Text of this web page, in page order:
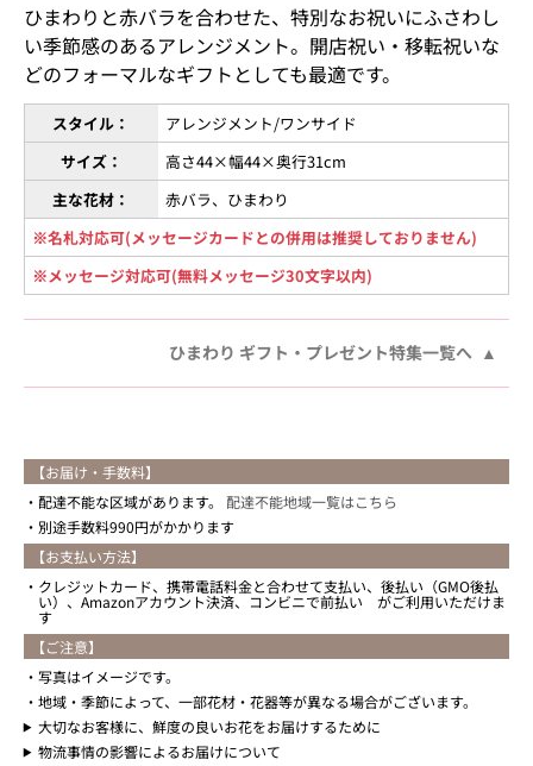
ひまわりと赤バラを合わせた、特別なお祝いにふさわし
い季節感のあるアレンジメント。開店祝い・移転祝いな
どのフォーマルなギフトとしても最適です。
スタイル：
アレンジメント/ワンサイド
サイズ：
高さ44×幅44×奥行31cm
主な花材：
赤バラ、ひまわり
※名札対応可(メッセージカードとの併用は推奨しておりません)
※メッセージ対応可(無料メッセージ30文字以内)
ひまわり ギフト・プレゼント特集一覧へ
【お届け・手数料】
配達不能な区域があります。 配達不能地域一覧はこちら
別途手数料990円がかかります
【お支払い方法】
クレジットカード、携帯電話料金と合わせて支払い、後払い（GMO後払
い）、Amazonアカウント決済、コンビニで前払い がご利用いただけま
す
【ご注意】
写真はイメージです。
地域・季節によって、一部花材・花器等が異なる場合がございます。
大切なお客様に、鮮度の良いお花をお届けするために
物流事情の影響によるお届けについて